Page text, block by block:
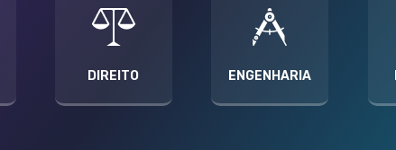
DIREITO ENGENHARIA